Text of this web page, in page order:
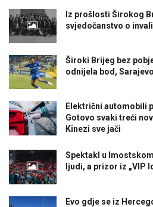
Iz prošlosti Širokog
svjedočanstvo o
Široki Brijeg bez
odnijela bod,
Električni automobili
Gotovo svaki treći
Kinezi sve jači
Spektakl u
ljudi, a prizor iz „VIP
Evo gdje se iz